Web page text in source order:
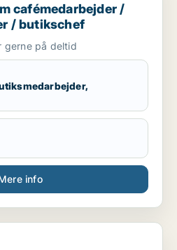
cafémedarbejder /
/ butikschef
gerne på deltid
info
/ tjener / slagter /